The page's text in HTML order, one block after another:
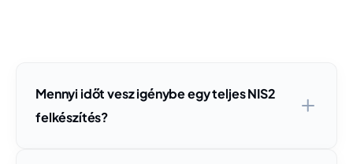
Mennyi időt vesz igénybe egy teljes NIS2
felkészítés?